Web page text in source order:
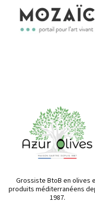
Grossiste BtoB en olives
produits méditerranéens
1987.